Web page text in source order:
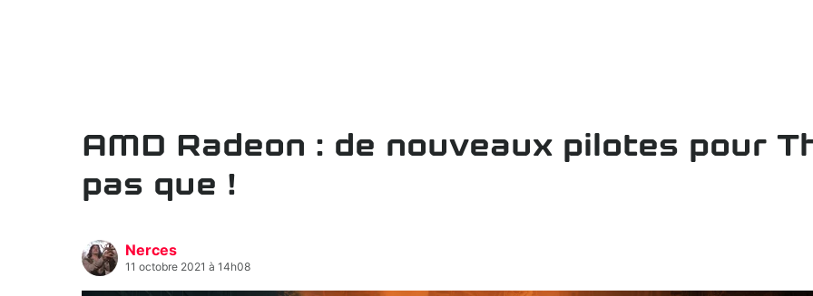
AMD Radeon : de nouveaux pilotes pour
pas que !
Nerces
11 octobre 2021 à 14h08